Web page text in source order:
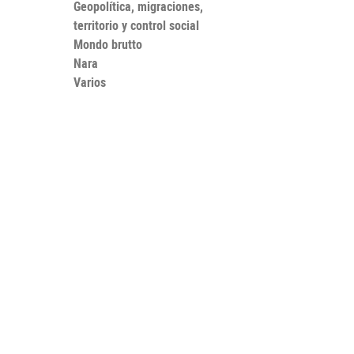
Geopolítica, migraciones,
territorio y control social
Mondo brutto
Nara
Varios